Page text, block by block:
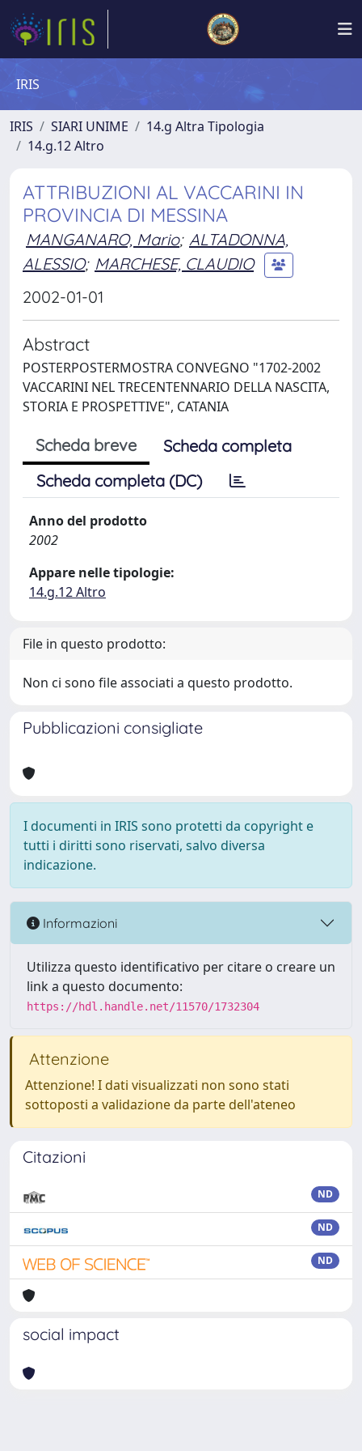
IRIS
IRIS SIARI UNIME
14.g Altra Tipologia
14.g.12 Altro
ATTRIBUZIONI AL VACCARINI IN
PROVINCIA DI MESSINA
MANGANARO, Mario; ALTADONNA,
ALESSIO; MARCHESE, CLAUDIO
2002-01-01
Abstract
POSTERPOSTERMOSTRA CONVEGNO "1702-2002
VACCARINI NEL TRECENTENNARIO DELLA NASCITA,
STORIA E PROSPETTIVE", CATANIA
Scheda breve
Scheda completa
Scheda completa (DC)
Anno del prodotto
2002
Appare nelle tipologie:
14.g.12 Altro
File in questo prodotto:
Non ci sono file associati a questo prodotto.
Pubblicazioni consigliate
I documenti in IRIS sono protetti da copyright e
tutti i diritti sono riservati, salvo diversa
indicazione.
Informazioni
Utilizza questo identificativo per citare o creare un
link a questo documento:
https://hdl.handle.net/11570/1732304
Attenzione
Attenzione! I dati visualizzati non sono stati
sottoposti a validazione da parte dell'ateneo
Citazioni
ND
ND
ND
social impact